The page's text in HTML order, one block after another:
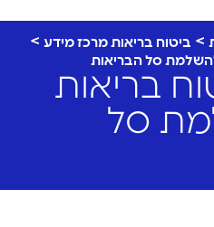
ביטוח בריאות מרכז מידע
סל הבריאות
בריאות
סל